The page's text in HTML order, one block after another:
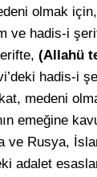
olmak
ve hadis-i
(Allahü
hadis-i
medeni
emeğine
Rusya,
adalet